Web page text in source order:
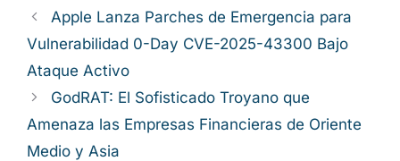
Apple Lanza Parches de Emergencia para
Vulnerabilidad 0-Day CVE-2025-43300 Bajo
Ataque Activo
GodRAT: El Sofisticado Troyano que
Amenaza las Empresas Financieras de Oriente
Medio y Asia